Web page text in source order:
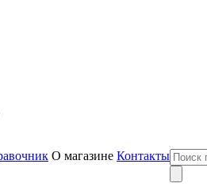
О магазине Контакты